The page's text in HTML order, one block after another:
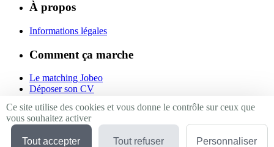
À propos
Informations légales
Comment ça marche
Le matching Jobeo
Déposer son CV
Suivez-nous
Ce site utilise des cookies et vous donne le contrôle sur ceux que
vous souhaitez activer
Tout accepter Tout refuser Personnaliser